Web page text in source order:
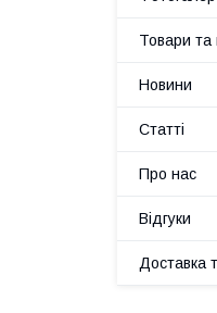
Товари та
Новини
Статті
Про нас
Відгуки
Доставка